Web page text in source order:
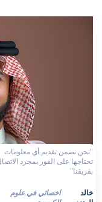
"نحن نضمن تقديم أي معلومات
تحتاجها على الفور بمجرد الاتصال
بفريقنا"
العنزي
الكمبيوتر